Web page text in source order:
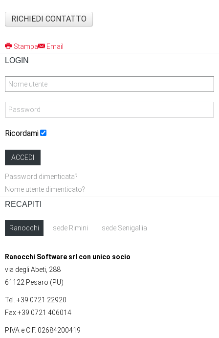
RICHIEDI CONTATTO
Stampa Email
LOGIN
Ricordami
ACCEDI
Password dimenticata?
Nome utente dimenticato?
RECAPITI
Ranocchi sede Rimini sede Senigallia
Ranocchi Software srl con unico socio
via degli Abeti, 288
61122 Pesaro (PU)
Tel. +39 0721 22920
Fax +39 0721 406014
P.IVA e C.F. 02684200419